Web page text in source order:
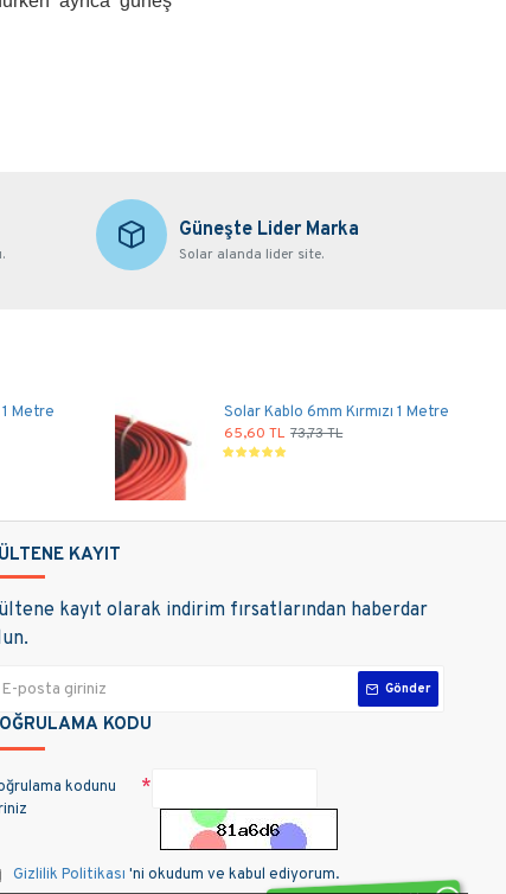
Güneşte Lider Marka
Solar alanda lider site.
Metre
Solar Kablo 6mm Kırmızı 1 Metre
65,60 TL 73,73 TL
KAYIT
kayıt olarak indirim fırsatlarından haberdar
Gönder
KODU
kodunu
Gizlilik Politikası 'ni okudum ve kabul ediyorum.